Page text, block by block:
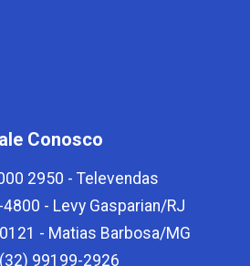
Conosco
2950 - Televendas
- Levy Gasparian/RJ
- Matias Barbosa/MG
(32) 99199-2926